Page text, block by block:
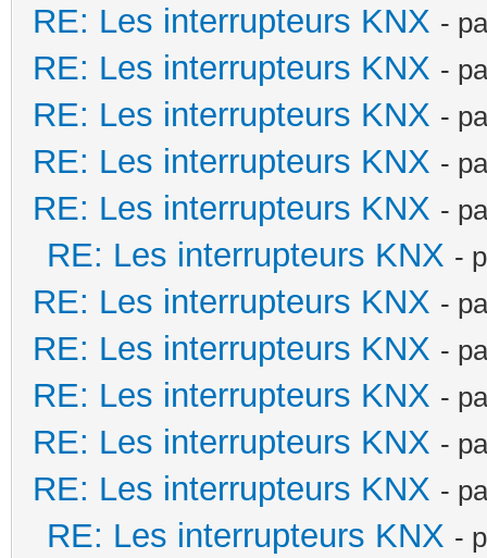
RE: Les interrupteurs KNX -
RE: Les interrupteurs KNX -
RE: Les interrupteurs KNX -
RE: Les interrupteurs KNX -
RE: Les interrupteurs KNX -
RE: Les interrupteurs KNX -
RE: Les interrupteurs KNX -
RE: Les interrupteurs KNX -
RE: Les interrupteurs KNX -
RE: Les interrupteurs KNX -
RE: Les interrupteurs KNX -
RE: Les interrupteurs KNX -